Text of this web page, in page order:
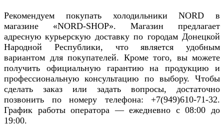
Рекомендуем покупать холодильники NORD в
магазине «NORD-SHOP». Магазин предлагает
адресную курьерскую доставку по городам Донецкой
Народной Республики, что является удобным
вариантом для покупателей. Кроме того, вы можете
получить официальную гарантию на продукцию и
профессиональную консультацию по выбору. Чтобы
сделать заказ или задать вопросы, достаточно
позвонить по номеру телефона: +7(949)610-71-32.
График работы оператора — ежедневно с 08:00 до
19:00.